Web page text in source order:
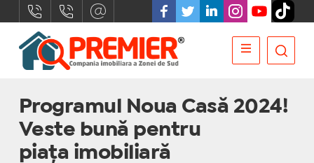
Programul Noua Casă 2024!
Veste bună pentru
piața imobiliară